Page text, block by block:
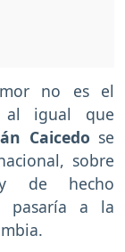
no es el
al igual que
Caicedo se
sobre
de hecho
pasaría a la